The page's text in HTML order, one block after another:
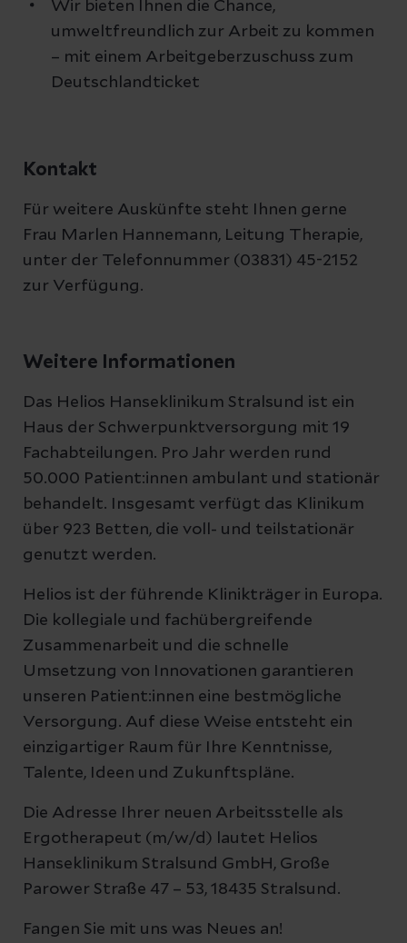
Wir bieten Ihnen die Chance,
umweltfreundlich zur Arbeit zu kommen
– mit einem Arbeitgeberzuschuss zum
Deutschlandticket
Kontakt
Für weitere Auskünfte steht Ihnen gerne
Frau Marlen Hannemann, Leitung Therapie,
unter der Telefonnummer (03831) 45-2152
zur Verfügung.
Weitere Informationen
Das Helios Hanseklinikum Stralsund ist ein
Haus der Schwerpunktversorgung mit 19
Fachabteilungen. Pro Jahr werden rund
50.000 Patient:innen ambulant und stationär
behandelt. Insgesamt verfügt das Klinikum
über 923 Betten, die voll- und teilstationär
genutzt werden.
Helios ist der führende Klinikträger in Europa.
Die kollegiale und fachübergreifende
Zusammenarbeit und die schnelle
Umsetzung von Innovationen garantieren
unseren Patient:innen eine bestmögliche
Versorgung. Auf diese Weise entsteht ein
einzigartiger Raum für Ihre Kenntnisse,
Talente, Ideen und Zukunftspläne.
Die Adresse Ihrer neuen Arbeitsstelle als
Ergotherapeut (m/w/d) lautet Helios
Hanseklinikum Stralsund GmbH, Große
Parower Straße 47 – 53, 18435 Stralsund.
Fangen Sie mit uns was Neues an!